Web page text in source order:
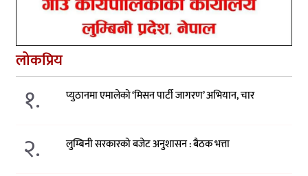
लोकप्रिय
१. प्युठानमा एमालेको ‘मिसन पार्टी जागरण’ अभियान, चार
२. लुम्बिनी सरकारको बजेट अनुशासन : बैठक भत्ता